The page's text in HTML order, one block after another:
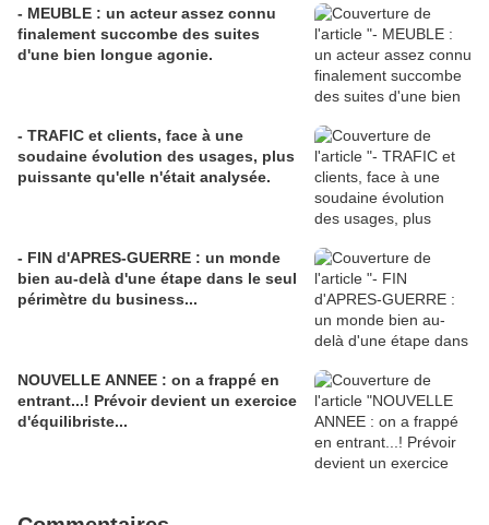
- MEUBLE : un acteur assez connu
finalement succombe des suites
d'une bien longue agonie.
- TRAFIC et clients, face à une
soudaine évolution des usages, plus
puissante qu'elle n'était analysée.
- FIN d'APRES-GUERRE : un monde
bien au-delà d'une étape dans le seul
périmètre du business...
NOUVELLE ANNEE : on a frappé en
entrant...! Prévoir devient un exercice
d'équilibriste...